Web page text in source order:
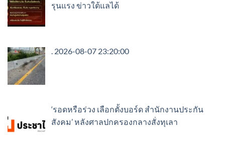
รุนแรง ข่าวใต้แลได้
. 2026-08-07 23:20:00
‘รอดหรือร่วง เลือกตั้งบอร์ด สำนักงานประกัน
สังคม’ หลังศาลปกครองกลางสั่งทุเลา